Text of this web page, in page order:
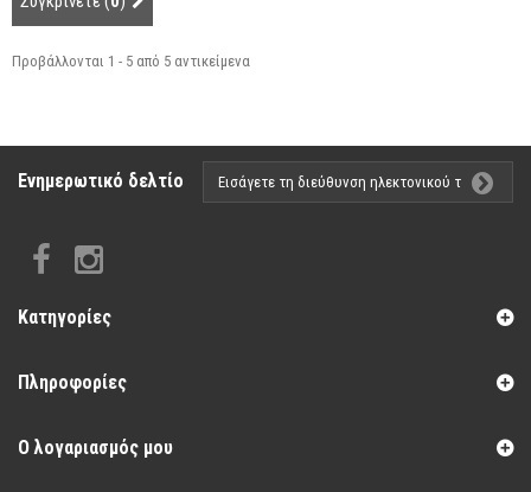
Προβάλλονται 1 - 5 από 5 αντικείμενα
Ενημερωτικό δελτίο
Κατηγορίες
Πληροφορίες
Ο λογαριασμός μου